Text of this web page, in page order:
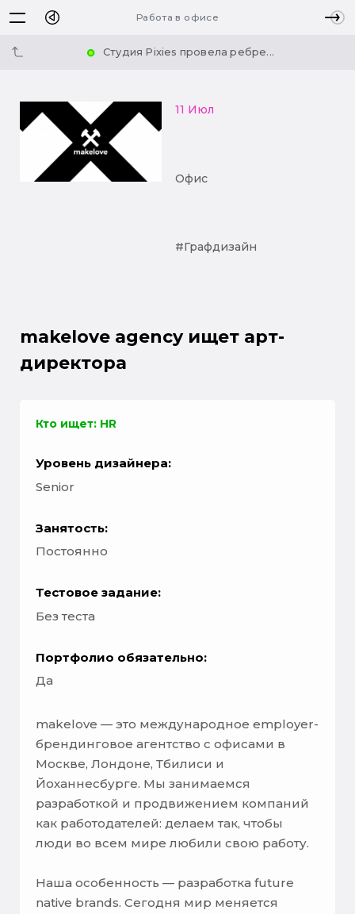
Работа в офисе
Студия Pixies провела ребре...
11 Июл
Офис
#Графдизайн
makelove agency ищет арт-
директора
Кто ищет: HR
Уровень дизайнера:
Senior
Занятость:
Постоянно
Тестовое задание:
Без теста
Портфолио обязательно:
Да
makelove — это международное employer-
брендинговое агентство с офисами в
Москве, Лондоне, Тбилиси и
Йоханнесбурге. Мы занимаемся
разработкой и продвижением компаний
как работодателей: делаем так, чтобы
люди во всем мире любили свою работу.
Наша особенность — разработка future
native brands. Сегодня мир меняется